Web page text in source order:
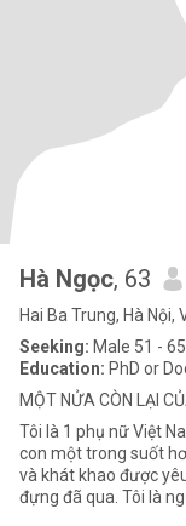
Hà Ngọc, 63
Hai Ba Trung, Hà Nội,
Seeking: Male 51 - 65
Education: PhD or
MỘT NỬA CÒN LẠI
Tôi là 1 phụ nữ Việt
con một trong suốt
và khát khao được
đựng đã qua. Tôi là